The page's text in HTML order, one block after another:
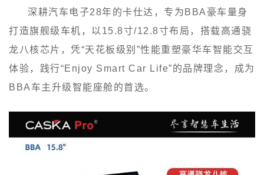
深耕汽车电子28年的卡仕达，专为BBA豪车量身
打造旗舰级车机，以15.8寸/12.8寸布局，搭载高通骁
龙八核芯片，凭“天花板级别”性能重塑豪华车智能交互
体验，践行“Enjoy Smart Car Life”的品牌理念，成为
BBA车主升级智能座舱的首选。